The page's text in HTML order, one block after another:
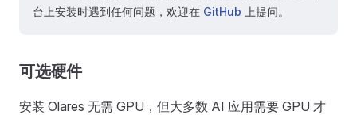
台上安装时遇到任何问题，欢迎在 GitHub 上提问。
可选硬件
安装 Olares 无需 GPU，但大多数 AI 应用需要 GPU 才